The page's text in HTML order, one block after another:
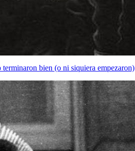
bien (o ni siquiera empezaron)